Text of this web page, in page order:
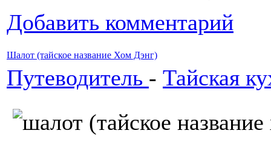
Добавить комментарий
Шалот (тайское название Хом Дэнг)
Путеводитель - Тайская